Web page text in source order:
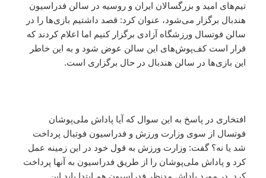
تیم‌های امید و بزرگسالان ایران و روسیه در سالن فدراسیون
هندبال برگزار می‌شود، عنوان کرد: قصد داشتیم بازی‌ها را در
سالن فوتسال ورزشگاه آزادی برگزار کنیم اما اعلام کردند که
قرار است کف‌پوش‌های این سالن عوض شود و به این خاطر
این بازی‌ها در سالن هندبال در حال برگزاری است.
افتخاری در پاسخ به این سوال که آیا پاداش ملی‌پوشان
فوتسال از سوی وزارت ورزش و فدراسیون فوتبال پرداخت
شد یا نه؟ گفت: وزارت ورزش به قول خود در این زمینه عمل
کرد و پاداش ملی‌پوشان را از طریق فدراسیون به آنها پرداخت